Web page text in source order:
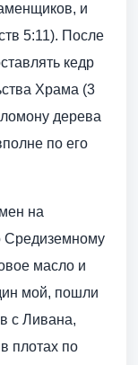
и
5:11). После
кедр
Храма (3
дерева
по его
на
Средиземному
масло и
мой, пошли
с Ливана,
плотах по